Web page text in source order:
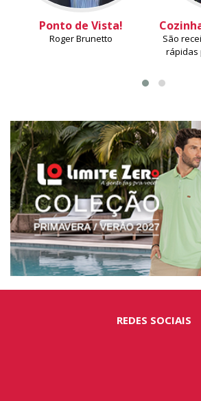
Ponto de Vista!
Roger Brunetto
São
rápidas
REDES SOCIAIS